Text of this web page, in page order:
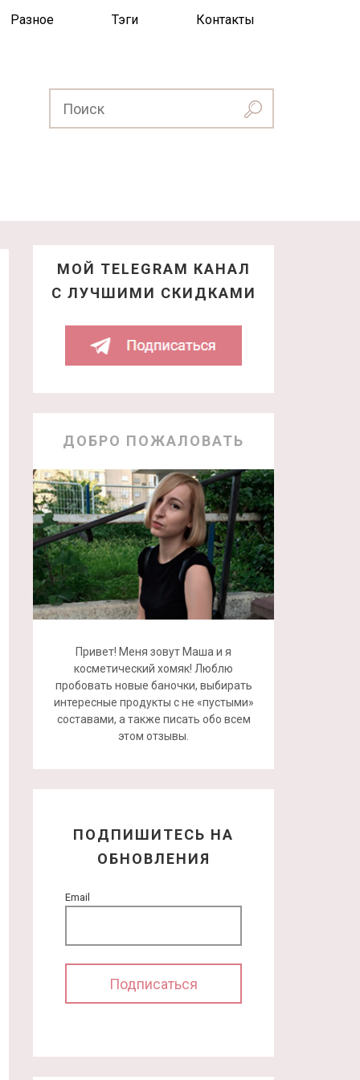
Разное Тэги Контакты
МОЙ TELEGRAM КАНАЛ
С ЛУЧШИМИ СКИДКАМИ
ДОБРО ПОЖАЛОВАТЬ
Привет! Меня зовут Маша и я
косметический хомяк! Люблю
пробовать новые баночки, выбирать
интересные продукты с не «пустыми»
составами, а также писать обо всем
этом отзывы.
ПОДПИШИТЕСЬ НА
ОБНОВЛЕНИЯ
Email